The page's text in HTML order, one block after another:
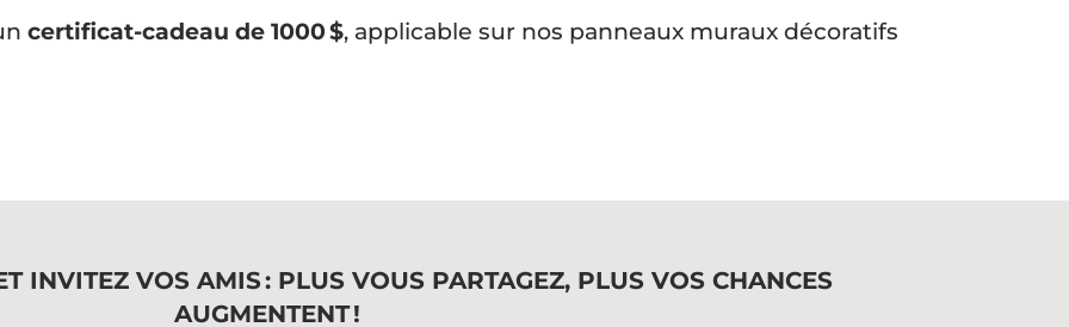
certificat-cadeau de 1000 $, applicable sur nos panneaux muraux décoratifs
INVITEZ VOS AMIS : PLUS VOUS PARTAGEZ, PLUS VOS CHANCES
AUGMENTENT !